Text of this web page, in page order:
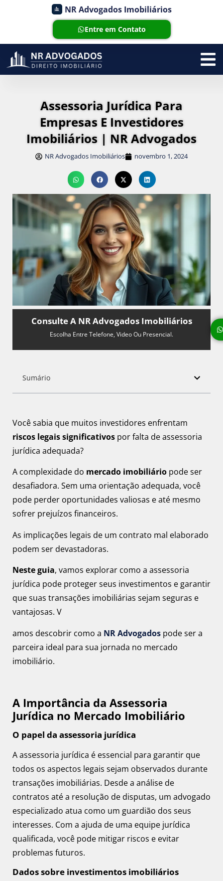
NR Advogados Imobiliários
Entre em Contato
Assessoria Jurídica Para
Empresas E Investidores
Imobiliários | NR Advogados
NR Advogados Imobiliários novembro 1, 2024
Consulte A NR Advogados Imobiliários
Escolha Entre Telefone, Video Ou Presencial.
Sumário
Você sabia que muitos investidores enfrentam
riscos legais significativos por falta de assessoria
jurídica adequada?
A complexidade do mercado imobiliário pode ser
desafiadora. Sem uma orientação adequada, você
pode perder oportunidades valiosas e até mesmo
sofrer prejuízos financeiros.
As implicações legais de um contrato mal elaborado
podem ser devastadoras.
Neste guia, vamos explorar como a assessoria
jurídica pode proteger seus investimentos e garantir
que suas transações imobiliárias sejam seguras e
vantajosas. V
amos descobrir como a NR Advogados pode ser a
parceira ideal para sua jornada no mercado
imobiliário.
A Importância da Assessoria
Jurídica no Mercado Imobiliário
O papel da assessoria jurídica
A assessoria jurídica é essencial para garantir que
todos os aspectos legais sejam observados durante
transações imobiliárias. Desde a análise de
contratos até a resolução de disputas, um advogado
especializado atua como um guardião dos seus
interesses. Com a ajuda de uma equipe jurídica
qualificada, você pode mitigar riscos e evitar
problemas futuros.
Dados sobre investimentos imobiliários